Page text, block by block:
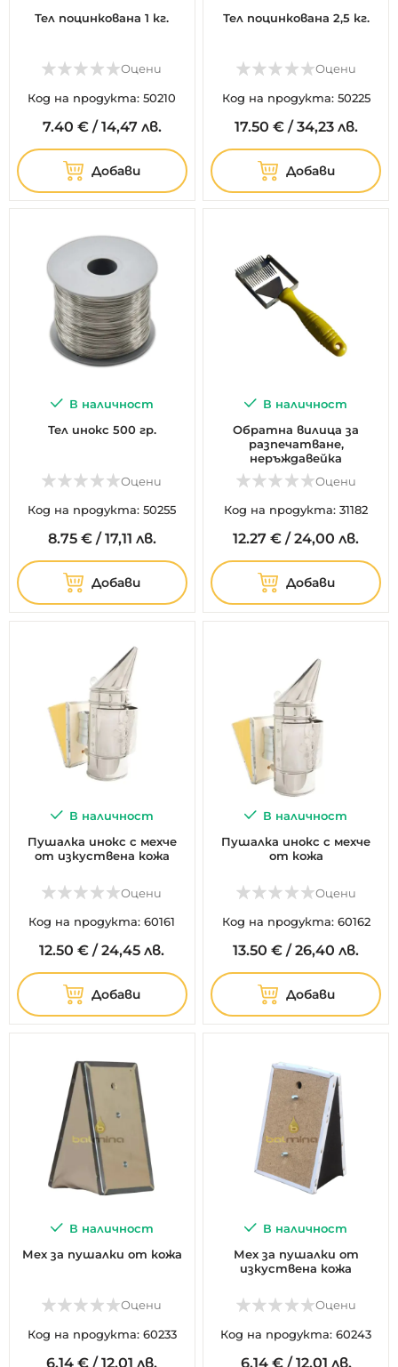
Тел поцинкована 1 кг.
Оцени
Код на продукта: 50210
7.40 €/14,47 лв.
Добави
Тел поцинкована 2,5 кг.
Оцени
Код на продукта: 50225
17.50 €/34,23 лв.
Добави
В наличност
Тел инокс 500 гр.
Оцени
Код на продукта: 50255
8.75 €/17,11 лв.
Добави
В наличност
Обратна вилица за
разпечатване,
неръждавейка
Оцени
Код на продукта: 31182
12.27 € /24,00 лв.
Добави
В наличност
Пушалка инокс с мехче
от изкуствена кожа
Оцени
Код на продукта: 60161
12.50 € /24,45 лв.
Добави
В наличност
Пушалка инокс с мехче
от кожа
Оцени
Код на продукта: 60162
13.50 € /26,40 лв.
Добави
В наличност
Мех за пушалки от кожа
Оцени
Код на продукта: 60233
6.14 € /12,01 лв.
В наличност
Мех за пушалки от
изкуствена кожа
Оцени
Код на продукта: 60243
6.14 €/12,01 лв.